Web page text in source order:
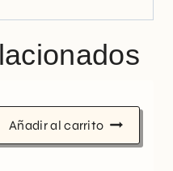
Añadir al carrito